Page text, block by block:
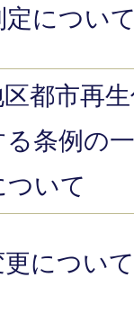
定につい
都市再
条例の
いて
について